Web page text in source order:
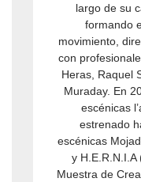
largo de su
formando
movimiento,
con
Heras, Raquel
Muraday. En
escénicas
estrenado
escénicas
y H.E.R.N.I.A
Muestra de